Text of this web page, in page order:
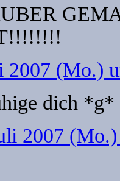
2007 (Mo.)
dich *g*
2007